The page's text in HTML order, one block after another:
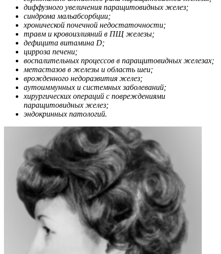
диффузного увеличения паращитовидных желез;
синдрома мальабсорбции;
хронической почечной недостаточности;
травм и кровоизлияний в ПЩ железы;
дефицита витамина D;
цирроза печени;
воспалительных процессов в паращитовидных железах;
метастазов в железы и область шеи;
врожденного недоразвития желез;
аутоиммунных и системных заболеваний;
хирургических операций с повреждениями
паращитовидных желез;
эндокринных патологий.